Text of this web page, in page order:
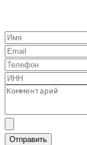
Отправить